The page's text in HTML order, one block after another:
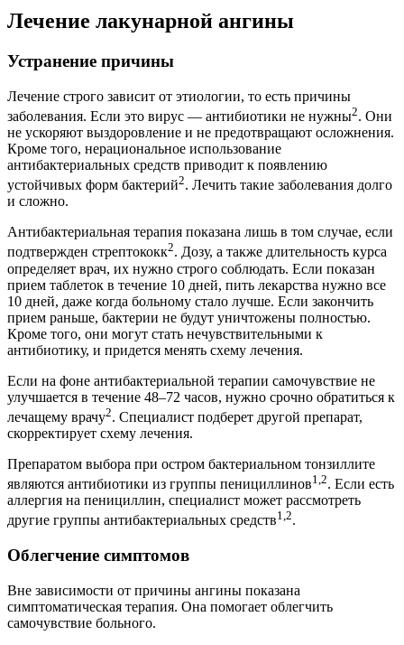
Лечение лакунарной ангины
Устранение причины
Лечение строго зависит от этиологии, то есть причины
заболевания. Если это вирус — антибиотики не нужны2. Они
не ускоряют выздоровление и не предотвращают осложнения.
Кроме того, нерациональное использование
антибактериальных средств приводит к появлению
устойчивых форм бактерий2. Лечить такие заболевания долго
и сложно.
Антибактериальная терапия показана лишь в том случае, если
подтвержден стрептококк2. Дозу, а также длительность курса
определяет врач, их нужно строго соблюдать. Если показан
прием таблеток в течение 10 дней, пить лекарства нужно все
10 дней, даже когда больному стало лучше. Если закончить
прием раньше, бактерии не будут уничтожены полностью.
Кроме того, они могут стать нечувствительными к
антибиотику, и придется менять схему лечения.
Если на фоне антибактериальной терапии самочувствие не
улучшается в течение 48–72 часов, нужно срочно обратиться к
лечащему врачу2. Специалист подберет другой препарат,
скорректирует схему лечения.
Препаратом выбора при остром бактериальном тонзиллите
являются антибиотики из группы пенициллинов1,2. Если есть
аллергия на пенициллин, специалист может рассмотреть
другие группы антибактериальных средств1,2.
Облегчение симптомов
Вне зависимости от причины ангины показана
симптоматическая терапия. Она помогает облегчить
самочувствие больного.